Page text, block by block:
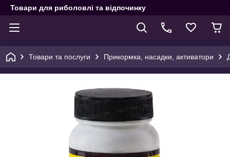
Товари для риболовлі та відпочинку
Товари та послуги Прикормка, насадки, активатори